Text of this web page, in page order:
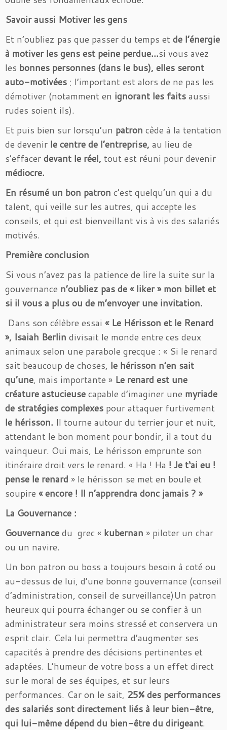
Savoir aussi Motiver les gens
Et n’oubliez pas que passer du temps etde l’énergie
à motiver les gens est peine perdue…si vous avez
les bonnes personnes (dans le bus), elles seront
auto-motivées ; l’important est alors de ne pas les
démotiver (notamment en ignorant les faitsaussi
rudes soient ils).
Et puis bien sur lorsqu’un patron cède à la tentation
de devenir le centre de l’entreprise, au lieu de
s’effacerdevant le réel, tout est réuni pour devenir
médiocre.
En résumé un bon patron c’est quelqu’un qui a du
talent, qui veille sur les autres, qui accepte les
conseils, et qui est bienveillant vis à vis des salariés
motivés.
Première conclusion
Si vous n’avez pas la patience de lire la suite sur la
gouvernance n’oubliez pas de « liker » mon billet et
si il vous a plus ou de m’envoyer une invitation.
Dans son célèbre essai « Le Hérisson et le Renard
», Isaiah Berlin divisait le monde entre ces deux
animaux selon une parabole grecque : « Si le renard
sait beaucoup de choses, le hérisson n’en sait
qu’une, mais importante » Le renard est une
créature astucieusecapable d’imaginer une myriade
de stratégies complexes pour attaquer furtivement
le hérisson. Il tourne autour du terrier jour et nuit,
attendant le bon moment pour bondir, il a tout du
vainqueur. Oui mais, Le hérisson emprunte son
itinéraire droit vers le renard. « Ha ! Ha ! Je t‘ai eu !
pense le renard » le hérisson se met en boule et
soupire « encore ! Il n’apprendra donc jamais ? »
La Gouvernance :
Gouvernancedu grec « kubernan » piloter un char
ou un navire.
Un bon patron ou boss a toujours besoin à coté ou
au-dessus de lui, d’une bonne gouvernance (conseil
d’administration, conseil de surveillance)Un patron
heureux qui pourra échanger ou se confier à un
administrateur sera moins stressé et conservera un
esprit clair. Cela lui permettra d’augmenter ses
capacités à prendre des décisions pertinentes et
adaptées. L’humeur de votre boss a un effet direct
sur le moral de ses équipes, et sur leurs
performances. Car on le sait, 25% des performances
des salariés sont directement liés à leur bien-être,
qui lui-même dépend du bien-être du dirigeant.